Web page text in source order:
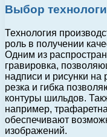
Выбор
Технология
роль в получении
Одним из
гравировка,
надписи и рисунки
резка и гибка
контуры шильдов.
например,
обеспечивают
изображений.